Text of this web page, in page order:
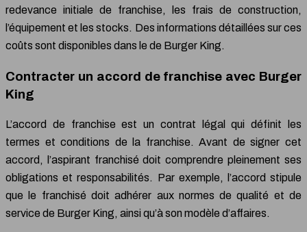
redevance initiale de franchise, les frais de construction,
l’équipement et les stocks. Des informations détaillées sur ces
coûts sont disponibles dans le de Burger King.
Contracter un accord de franchise avec Burger
King
L’accord de franchise est un contrat légal qui définit les
termes et conditions de la franchise. Avant de signer cet
accord, l’aspirant franchisé doit comprendre pleinement ses
obligations et responsabilités. Par exemple, l’accord stipule
que le franchisé doit adhérer aux normes de qualité et de
service de Burger King, ainsi qu’à son modèle d’affaires.